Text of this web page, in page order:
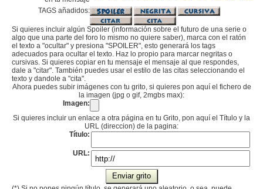
TAGS añadidos:
Si quieres incluir algún Spoiler (información sobre el futuro de una serie o
algo que una parte del foro lo mismo no quiere saber), marca con el ratón
el texto a "ocultar" y presiona "SPOILER", esto generará los tags
adecuados para ocultar el texto. Haz lo propio para marcar negritas o
cursivas. Si quieres copiar en tu mensaje el mensaje al que respondes,
dale a "citar". También puedes usar el estilo de las citas seleccionando el
texto y dandole a "cita".
Ahora puedes subir imágenes con tu grito, si quieres pon aquí el fichero de
la imagen (jpg o gif, 2mgbs max):
Imagen:
Si quieres incluir un enlace a otra página en tu Grito, pon aquí el Título y la
URL (direccion) de la pagina:
Título:
URL: